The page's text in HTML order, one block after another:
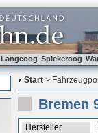
Langeoog Spiekeroog
Start >
Bremen
Hersteller